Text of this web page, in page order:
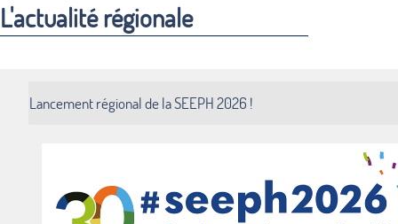
L'actualité régionale
Lancement régional de la SEEPH 2026 !